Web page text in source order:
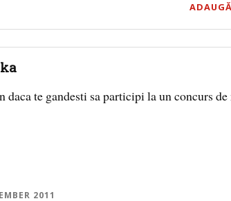
daca te gandesti sa participi la un concurs
2011